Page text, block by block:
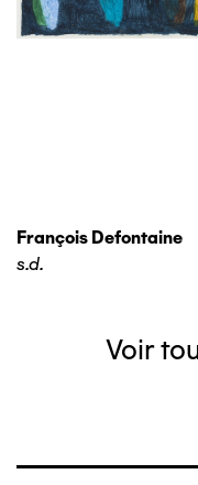
François Defontaine
s.d.
Voir